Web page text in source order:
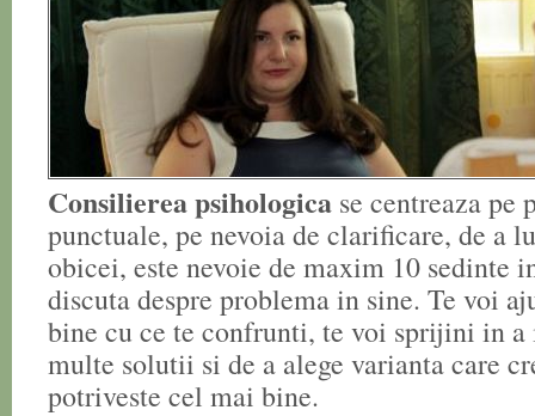
Consilierea psihologica se centreaza pe
punctuale, pe nevoia de clarificare, de a
obicei, este nevoie de maxim 10 sedinte
discuta despre problema in sine. Te voi
bine cu ce te confrunti, te voi sprijini in
multe solutii si de a alege varianta care
potriveste cel mai bine.